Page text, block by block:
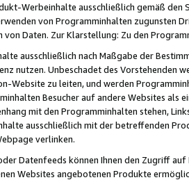
Werbeinhalte ausschließlich gemäß
von Programminhalten zugunsten
von Daten. Zur Klarstellung: Zu den
ausschließlich nach Maßgabe der
nutzen. Unbeschadet des Vorstehenden
Website zu leiten, und werden
Besucher auf andere Websites als
mit den Programminhalten stehen,
ausschließlich mit der betreffenden
verlinken.
Datenfeeds können Ihnen den Zugriff
Websites angebotenen Produkte